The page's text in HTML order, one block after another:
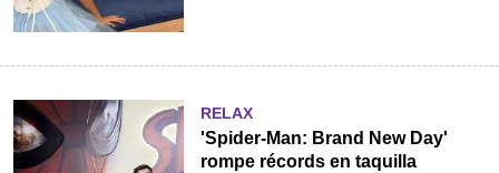
RELAX
'Spider-Man: Brand New Day'
rompe récords en taquilla